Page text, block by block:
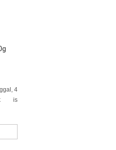
4
is